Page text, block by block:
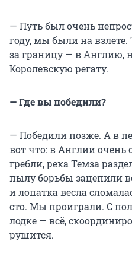
— Путь был очень
году, мы были на
за границу — в Англию,
Королевскую регату.
— Где вы победили?
— Победили позже. А в
вот что: в Англии очень
гребли, река Темза
пылу борьбы зацепили
и лопатка весла
сто. Мы проиграли. С
лодке — всё,
рушится.